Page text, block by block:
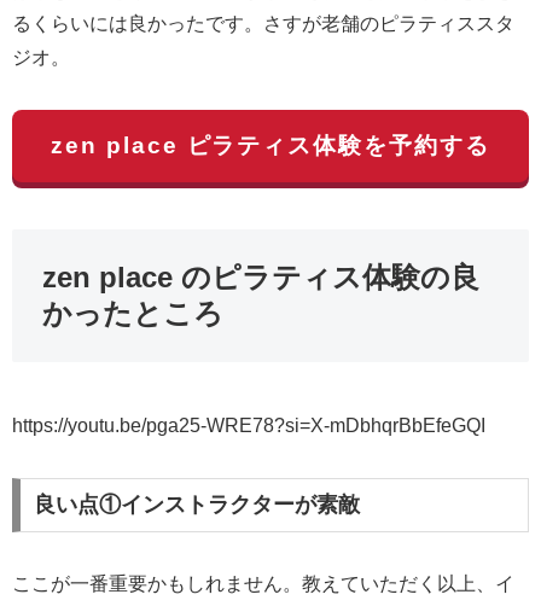
るくらいには良かったです。さすが老舗のピラティススタ
ジオ。
zen place ピラティス体験を予約する
zen place のピラティス体験の良
かったところ
https://youtu.be/pga25-WRE78?si=X-mDbhqrBbEfeGQI
良い点①インストラクターが素敵
ここが一番重要かもしれません。教えていただく以上、イ